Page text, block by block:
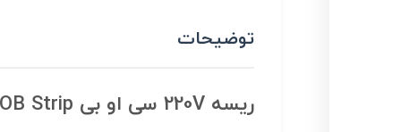
توضیحات
ریسه 220V سی او بی COB Strip سفید مهتابی